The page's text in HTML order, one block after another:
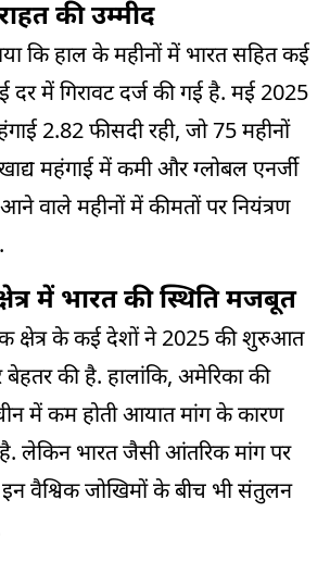
की उम्मीद
कि हाल के महीनों में भारत सहित कई
दर में गिरावट दर्ज की गई है. मई 2025
2.82 फीसदी रही, जो 75 महीनों
महंगाई में कमी और ग्लोबल एनर्जी
वाले महीनों में कीमतों पर नियंत्रण
में भारत की स्थिति मजबूत
क्षेत्र के कई देशों ने 2025 की शुरुआत
की है. हालांकि, अमेरिका की
में कम होती आयात मांग के कारण
लेकिन भारत जैसी आंतरिक मांग पर
इन वैश्विक जोखिमों के बीच भी संतुलन